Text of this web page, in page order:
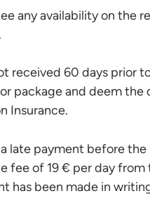
any availability on the
received 60 days prior
package and deem
Insurance.
late payment before
fee of 19 € per day
has been made in